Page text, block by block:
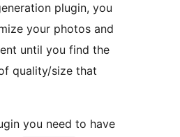
plugin, you
your photos and
until you find the
quality/size that
you need to have